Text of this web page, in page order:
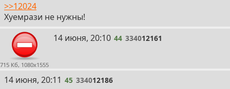
>>12024
Хуемрази не нужны!
715 Кб, 1080x1555
44
14 июня, 20:10 44 334012161
45
14 июня, 20:11 45 334012186